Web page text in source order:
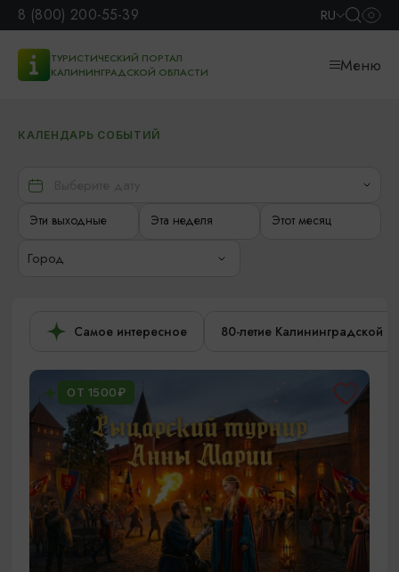
8 (800) 200-55-39 RU
ТУРИСТИЧЕСКИЙ ПОРТАЛ
КАЛИНИНГРАДСКОЙ ОБЛАСТИ
Меню
КАЛЕНДАРЬ СОБЫТИЙ
Эти выходные Эта неделя Этот месяц
Город
Самое интересное 80-летие Калининградской
ОТ 1500₽